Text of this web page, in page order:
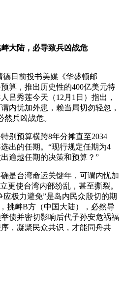
大陆，必导致兵凶战危
日前投书美媒《华盛顿邮
算，推出历史性的400亿美元特
吕秀莲今天（12月1日）指出，
内忧加外患，赖当局切勿轻忽，
兵凶战危。
预算横跨8年分摊直至2034
出的任期。“现行规定任期为4
逾越任期的决策和预算？”
台湾命运关键年，可谓内忧加
更使台湾内部纷乱，甚至撕裂。
应极力避免”是岛内民众殷切的期
挑衅B方（中国大陆），必然导
债并密切影响后代子孙安危祸福
，凝聚民众共识，才能同舟共